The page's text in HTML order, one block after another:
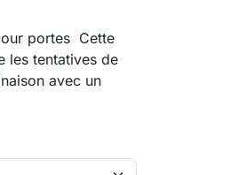
portes Cette
les tentatives de
avec un